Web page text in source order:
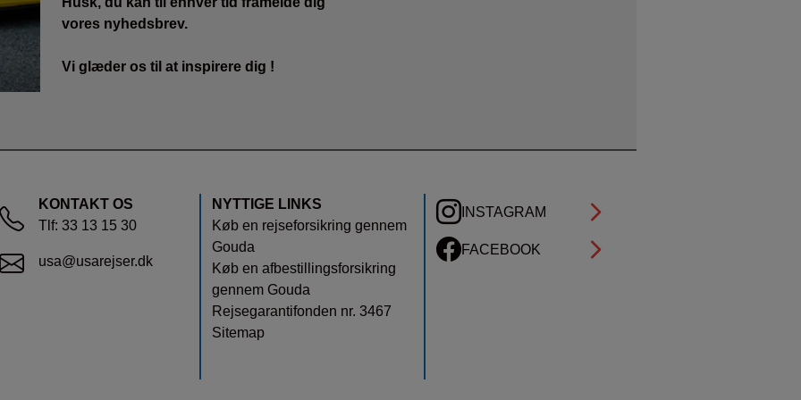
vores nyhedsbrev.
Vi glæder os til at inspirere dig !
KONTAKT OS
Tlf: 33 13 15 30
usa@usarejser.dk
NYTTIGE LINKS
Køb en rejseforsikring gennem
Gouda
Køb en afbestillingsforsikring
gennem Gouda
Rejsegarantifonden nr. 3467
Sitemap
INSTAGRAM
FACEBOOK